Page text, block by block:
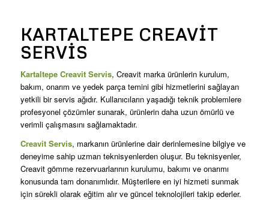
KARTALTEPE CREAVIT
SERVIS
Kartaltepe Creavit Servis, Creavit marka ürünlerin kurulum,
bakım, onarım ve yedek parça temini gibi hizmetlerini sağlayan
yetkili bir servis ağıdır. Kullanıcıların yaşadığı teknik problemlere
profesyonel çözümler sunarak, ürünlerin daha uzun ömürlü ve
verimli çalışmasını sağlamaktadır.
Creavit Servis, markanın ürünlerine dair derinlemesine bilgiye ve
deneyime sahip uzman teknisyenlerden oluşur. Bu teknisyenler,
Creavit gömme rezervuarlarının kurulumu, bakımı ve onarımı
konusunda tam donanımlıdır. Müşterilere en iyi hizmeti sunmak
için sürekli olarak eğitim alır ve güncel teknolojileri takip ederler.